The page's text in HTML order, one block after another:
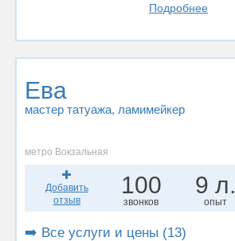
Подробнее
Ева
мастер татуажа, ламимейкер
метро Вокзальная
Добавить
отзыв
100
звонков
9 л.
опыт
➡️ Все услуги и цены (13)